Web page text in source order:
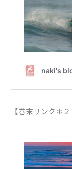
【巻末リンク＊